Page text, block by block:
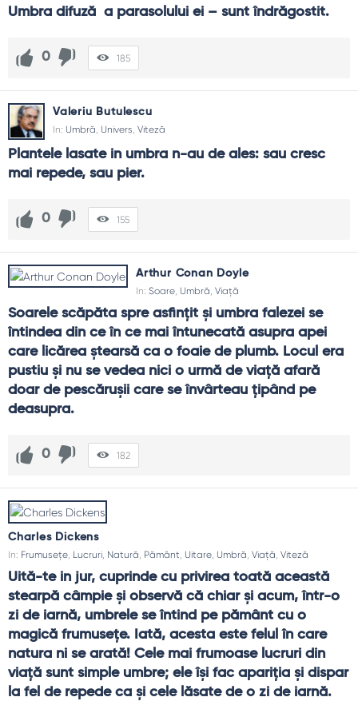
Practică nuanța în judecăți.
De ce am nevoie de umbră?
necruțător continuu.
Cum îmi lucrez părțile din umbră?
Le numești, ceri oglindă sinceră și exersezi comportamente
alternative.
Excesul arde. Umbra oferă răcoare, ritm și siguranță.
Cum evit proiecțiile?
Asumă-ți vulnerabilitățile și întreabă ce parte din tine te
deranjează la celălalt.
Ce înseamnă transparență sănătoasă?
Lumina potrivită pentru control și încredere, nu exhibiționism.
Umbra difuză  a parasolului ei – sunt îndrăgostit.
0 185
Valeriu Butulescu
In: Umbră, Univers, Viteză
Plantele lasate in umbra n-au de ales: sau cresc
mai repede, sau pier.
0 155
Arthur Conan Doyle
In: Soare, Umbră, Viață
Soarele scăpăta spre asfinţit şi umbra falezei se
întindea din ce în ce mai întunecată asupra apei
care licărea ştearsă ca o foaie de plumb. Locul era
pustiu şi nu se vedea nici o urmă de viaţă afară
doar de pescăruşii care se învârteau ţipând pe
deasupra.
0 182
Charles Dickens
In: Frumusețe Lucruri Natură Pământ Uitare Umbră Viață Viteză
Uită-te in jur, cuprinde cu privirea toată această
stearpă câmpie şi observă că chiar şi acum, într-o
zi de iarnă, umbrele se întind pe pământ cu o
magică frumuseţe. Iată, acesta este felul în care
natura ni se arată! Cele mai frumoase lucruri din
viaţă sunt simple umbre; ele îşi fac apariţia şi dispar
la fel de repede ca şi cele lăsate de o zi de iarnă.